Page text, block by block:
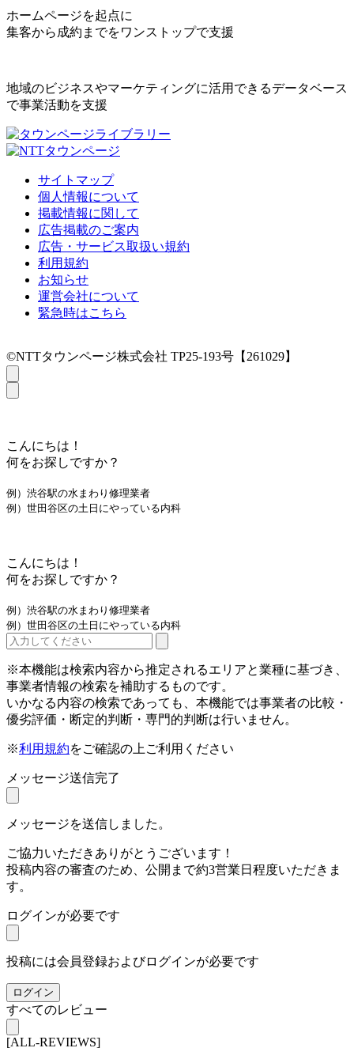
ホームページを起点に
集客から成約までをワンストップで支援
地域のビジネスやマーケティングに活用できるデータベース
で事業活動を支援
サイトマップ
個人情報について
掲載情報に関して
広告掲載のご案内
広告・サービス取扱い規約
利用規約
お知らせ
運営会社について
緊急時はこちら
©NTTタウンページ株式会社 TP25-193号【261029】
こんにちは！
何をお探しですか？
例）渋谷駅の水まわり修理業者
例）世田谷区の土日にやっている内科
こんにちは！
何をお探しですか？
例）渋谷駅の水まわり修理業者
例）世田谷区の土日にやっている内科
※本機能は検索内容から推定されるエリアと業種に基づき、
事業者情報の検索を補助するものです。
いかなる内容の検索であっても、本機能では事業者の比較・
優劣評価・断定的判断・専門的判断は行いません。
※利用規約をご確認の上ご利用ください
メッセージ送信完了
メッセージを送信しました。
ご協力いただきありがとうございます！
投稿内容の審査のため、公開まで約3営業日程度いただきま
す。
ログインが必要です
投稿には会員登録およびログインが必要です
ログイン
すべてのレビュー
[ALL-REVIEWS]